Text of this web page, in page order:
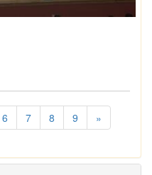
6 7 8 9 »